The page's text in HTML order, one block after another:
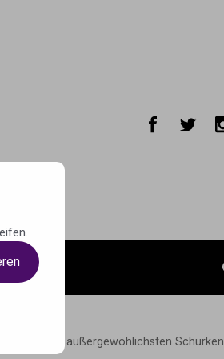
Crush – Die außergewöhlichsten Schurken